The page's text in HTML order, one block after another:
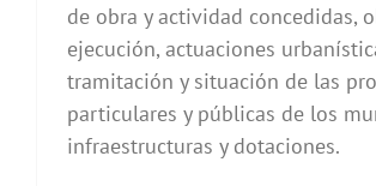
de obra y actividad concedidas,
ejecución, actuaciones
tramitación y situación de las
particulares y públicas de los
infraestructuras y dotaciones.